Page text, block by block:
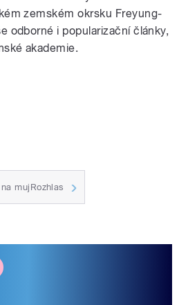
zemském okrsku Freyung-
odborné i popularizační články,
akademie.
mujRozhlas